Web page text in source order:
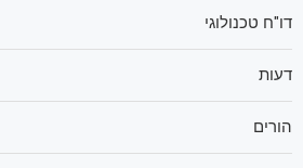
דו"ח טכנולוגי
דעות
הורים